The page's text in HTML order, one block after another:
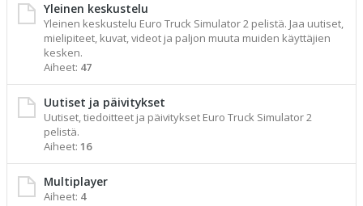
Yleinen keskustelu
Yleinen keskustelu Euro Truck Simulator 2 pelistä. Jaa uutiset,
mielipiteet, kuvat, videot ja paljon muuta muiden käyttäjien
kesken.
Aiheet: 47
Uutiset ja päivitykset
Uutiset, tiedoitteet ja päivitykset Euro Truck Simulator 2
pelistä.
Aiheet: 16
Multiplayer
Aiheet: 4